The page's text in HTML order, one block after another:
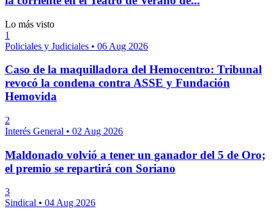
Lo más visto
1
Policiales y Judiciales • 06 Aug 2026
Caso de la maquilladora del Hemocentro: Tribunal
revocó la condena contra ASSE y Fundación
Hemovida
2
Interés General • 02 Aug 2026
Maldonado volvió a tener un ganador del 5 de Oro;
el premio se repartirá con Soriano
3
Sindical • 04 Aug 2026